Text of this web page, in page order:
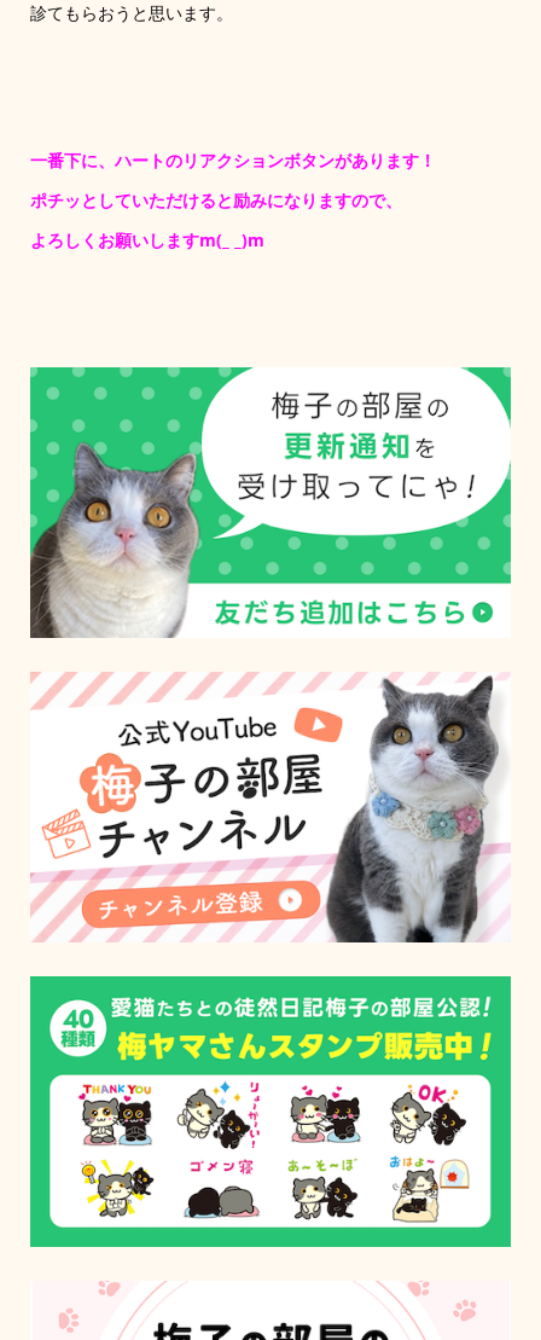
診てもらおうと思います。
一番下に、ハートのリアクションボタンがあります！
ポチッとしていただけると励みになりますので、
よろしくお願いしますm(_ _)m